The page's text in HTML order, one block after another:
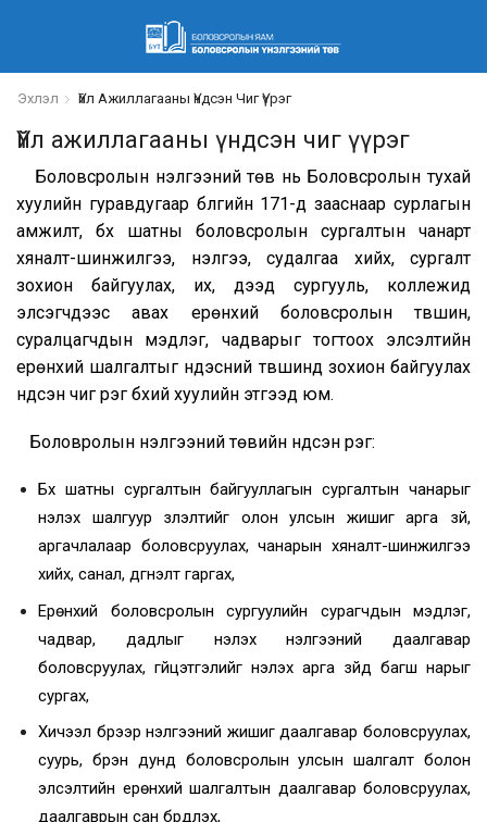
Эхлэл Үйл Ажиллагааны Үндсэн Чиг Үүрэг
Үйл ажиллагааны үндсэн чиг үүрэг
Боловсролын үнэлгээний төв нь Боловсролын тухай
хуулийн гуравдугаар бүлгийн 171-д зааснаар сурлагын
амжилт, бүх шатны боловсролын сургалтын чанарт
хяналт-шинжилгээ, үнэлгээ, судалгаа хийх, сургалт
зохион байгуулах, их, дээд сургууль, коллежид
элсэгчдээс авах ерөнхий боловсролын түвшин,
суралцагчдын мэдлэг, чадварыг тогтоох элсэлтийн
ерөнхий шалгалтыг үндэсний түвшинд зохион байгуулах
үндсэн чиг үүрэг бүхий хуулийн этгээд юм.
Боловролын үнэлгээний төвийн үндсэн үүрэг:
Бүх шатны сургалтын байгууллагын сургалтын чанарыг
үнэлэх шалгуур үзүүлэлтийг олон улсын жишиг арга зүй,
аргачлалаар боловсруулах, чанарын хяналт-шинжилгээ
хийх, санал, дүгнэлт гаргах,
Ерөнхий боловсролын сургуулийн сурагчдын мэдлэг,
чадвар, дадлыг үнэлэх үнэлгээний даалгавар
боловсруулах, гүйцэтгэлийг үнэлэх арга зүйд багш нарыг
сургах,
Хичээл бүрээр үнэлгээний жишиг даалгавар боловсруулах,
суурь, бүрэн дунд боловсролын улсын шалгалт болон
элсэлтийн ерөнхий шалгалтын даалгавар боловсруулах,
даалгаврын сан бүрдүүлэх,